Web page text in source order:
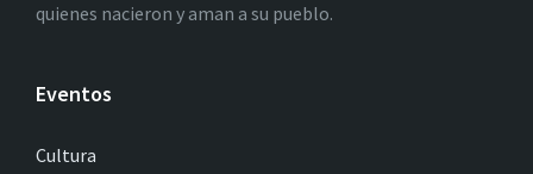
quienes nacieron y aman a su pueblo.
Eventos
Cultura